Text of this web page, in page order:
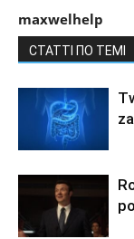
maxwelhelp
СТАТТІ ПО ТЕМІ